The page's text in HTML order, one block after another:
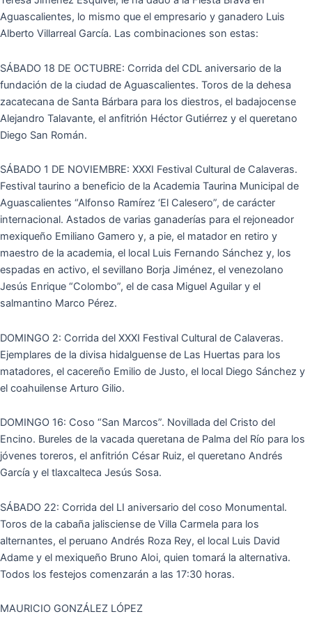
Aguascalientes, lo mismo que el empresario y ganadero Luis
Alberto Villarreal García. Las combinaciones son estas:
SÁBADO 18 DE OCTUBRE: Corrida del CDL aniversario de la
fundación de la ciudad de Aguascalientes. Toros de la dehesa
zacatecana de Santa Bárbara para los diestros, el badajocense
Alejandro Talavante, el anfitrión Héctor Gutiérrez y el queretano
Diego San Román.
SÁBADO 1 DE NOVIEMBRE: XXXI Festival Cultural de Calaveras.
Festival taurino a beneficio de la Academia Taurina Municipal de
Aguascalientes “Alfonso Ramírez ‘El Calesero”, de carácter
internacional. Astados de varias ganaderías para el rejoneador
mexiqueño Emiliano Gamero y, a pie, el matador en retiro y
maestro de la academia, el local Luis Fernando Sánchez y, los
espadas en activo, el sevillano Borja Jiménez, el venezolano
Jesús Enrique “Colombo”, el de casa Miguel Aguilar y el
salmantino Marco Pérez.
DOMINGO 2: Corrida del XXXI Festival Cultural de Calaveras.
Ejemplares de la divisa hidalguense de Las Huertas para los
matadores, el cacereño Emilio de Justo, el local Diego Sánchez y
el coahuilense Arturo Gilio.
DOMINGO 16: Coso “San Marcos”. Novillada del Cristo del
Encino. Bureles de la vacada queretana de Palma del Río para los
jóvenes toreros, el anfitrión César Ruiz, el queretano Andrés
García y el tlaxcalteca Jesús Sosa.
SÁBADO 22: Corrida del LI aniversario del coso Monumental.
Toros de la cabaña jalisciense de Villa Carmela para los
alternantes, el peruano Andrés Roza Rey, el local Luis David
Adame y el mexiqueño Bruno Aloi, quien tomará la alternativa.
Todos los festejos comenzarán a las 17:30 horas.
MAURICIO GONZÁLEZ LÓPEZ